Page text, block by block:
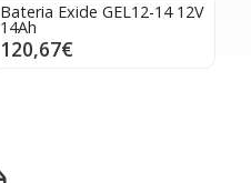
Bateria Exide GEL12-14 12V
14Ah
120,67€